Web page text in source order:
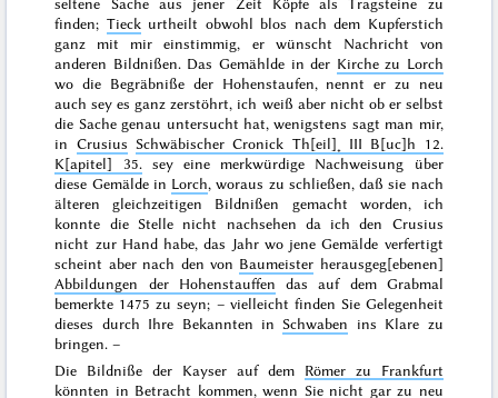
seltene Sache aus jener Zeit Köpfe als Tragsteine zu
finden; Tieckurtheilt obwohl blos nach dem Kupferstich
ganz mit mir einstimmig, er wünscht Nachricht von
anderen Bildnißen. Das Gemählde in der Kirche zu Lorch
wo die Begräbniße der Hohenstaufen, nennt er zu neu
auch sey es ganz zerstöhrt, ich weiß aber nicht ob er selbst
die Sache genau untersucht hat, wenigstens sagt man mir,
in Crusius Schwäbischer Cronick Th[eil]˖ III B[uc]h 12.
K[apitel] 35.sey eine merkwürdige Nachweisung über
diese Gemälde in Lorch, woraus zu schließen, daß sie nach
älteren gleichzeitigen Bildnißen gemacht worden, ich
konnte die Stelle nicht nachsehen da ich den Crusius
nicht zur Hand habe, das Jahr wo jene Gemälde verfertigt
scheint aber nach den von Baumeister herausgeg[ebenen]
Abbildungen der Hohenstauffen das auf dem Grabmal
bemerkte 1475 zu seyn; – vielleicht finden Sie Gelegenheit
dieses durch Ihre Bekannten inSchwaben ins Klare zu
bringen. –
Die Bildniße der Kayser auf dem Römer zu Frankfurt
könnten in Betracht kommen, wenn Sie nicht gar zu neu